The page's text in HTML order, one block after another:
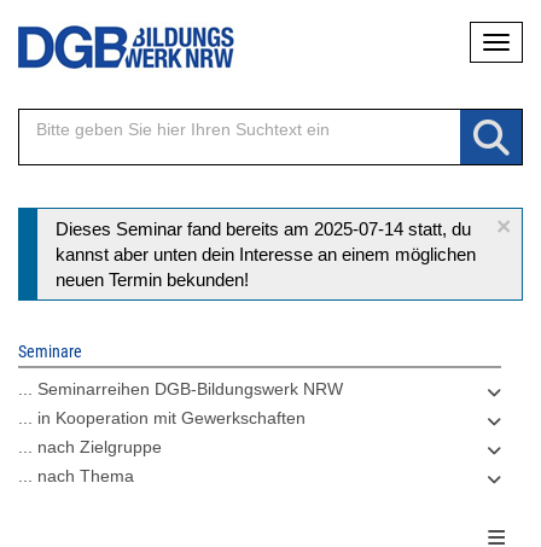
Direkt
Inhalt
×
Statusmeldung
Dieses Seminar fand bereits am 2025-07-14 statt, du
kannst aber unten dein Interesse an einem möglichen
neuen Termin bekunden!
Seminare
... Seminarreihen DGB-Bildungswerk NRW
... in Kooperation mit Gewerkschaften
... nach Zielgruppe
... nach Thema